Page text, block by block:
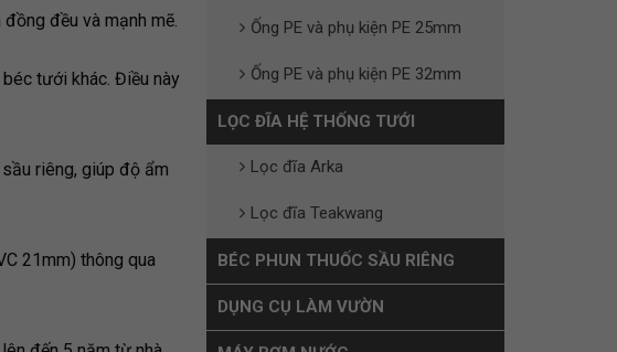
đều và mạnh mẽ.
tưới khác. Điều này
riêng, giúp độ ẩm
21mm) thông qua
Ống PE và phụ kiện PE 25mm
Ống PE và phụ kiện PE 32mm
LỌC ĐĨA HỆ THỐNG TƯỚI
Lọc đĩa Arka
Lọc đĩa Teakwang
BÉC PHUN THUỐC SẦU RIÊNG
DỤNG CỤ LÀM VƯỜN